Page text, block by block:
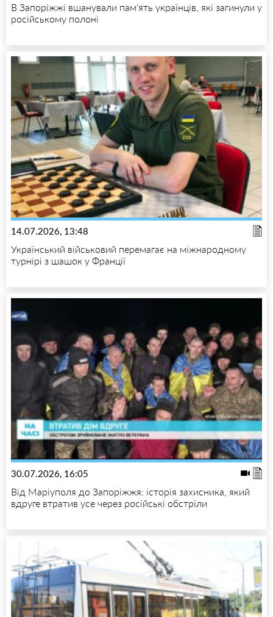
В Запоріжжі вшанували пам’ять українців, які загинули у
російському полоні
14.07.2026, 13:48
Український військовий перемагає на міжнародному
турнірі з шашок у Франції
30.07.2026, 16:05
Від Маріуполя до Запоріжжя: історія захисника, який
вдруге втратив усе через російські обстріли